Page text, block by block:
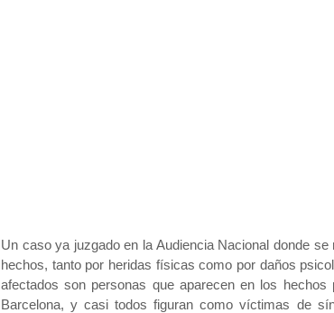
Un caso ya juzgado en la Audiencia Nacional donde
hechos, tanto por heridas físicas como por daños
afectados son personas que aparecen en los
Barcelona, y casi todos figuran como víctimas de